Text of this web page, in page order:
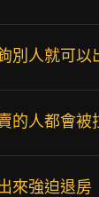
別人就可
的人都會被
來強迫退房